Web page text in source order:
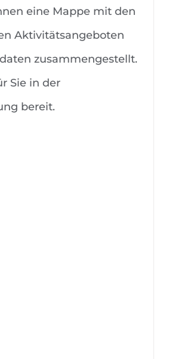
eine Mappe mit den
Aktivitätsangeboten
zusammengestellt.
Sie in der
bereit.